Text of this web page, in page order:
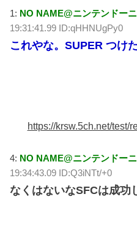
1: NO NAME@ニンテンドー
19:31:41.99 ID:qHHNUgPy0
これやな。SUPER つけ
https://krsw.5ch.net/test/
4: NO NAME@ニンテンドー
19:34:43.09 ID:Q3iNTt/+0
なくはないなSFCは成功